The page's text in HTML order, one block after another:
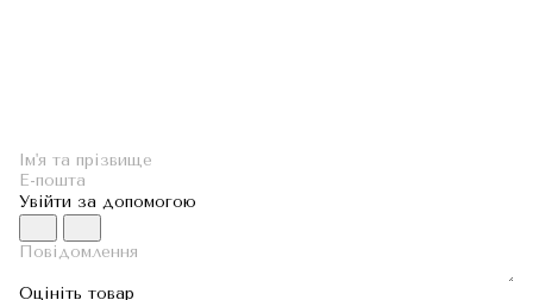
Увійти за допомогою
Оцініть товар